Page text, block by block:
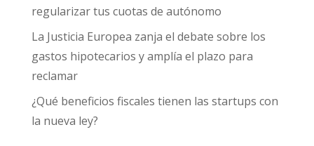
regularizar tus cuotas de autónomo
La Justicia Europea zanja el debate sobre los
gastos hipotecarios y amplía el plazo para
reclamar
¿Qué beneficios fiscales tienen las startups con
la nueva ley?